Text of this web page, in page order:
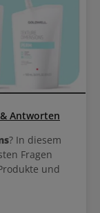
Antworten
? In diesem
Fragen
und